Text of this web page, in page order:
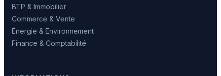
BTP & Immobilier
Commerce & Vente
Énergie & Environnement
Finance & Comptabilité